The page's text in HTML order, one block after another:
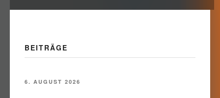
BEITRÄGE
VERÖFFENTLICHT
6. AUGUST 2026